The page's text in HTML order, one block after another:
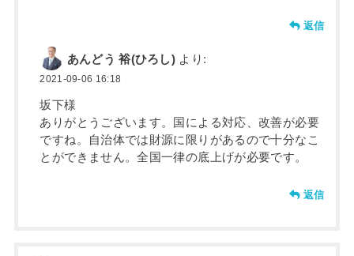
返信
あんどう 裕(ひろし) より:
2021-09-06 16:18
坂下様
ありがとうございます。国による対応、改善が必要
ですね。自治体では財源に限りがあるので十分なこ
とができません。全国一律の底上げが必要です。
返信